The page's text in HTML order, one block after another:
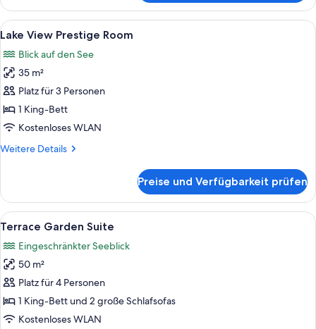
View
Deluxe
Room
Alle
Fotos
für
Lake
View
Prestige
Room
Ein Hotelzimmer mit einem großen
5
Lake View Prestige Room
Blick auf den See
35 m²
Platz für 3 Personen
1 King-Bett
Kostenloses WLAN
Weitere Details
Weitere
View
Prestige
Room
Preise und Verfügbarkeit prüfen
Alle
Fotos
für
Terrace
Garden
Suite
anzeigen
Ein Hotelzimmer mit einem Bett,
5
Terrace Garden Suite
Eingeschränkter Seeblick
50 m²
Platz für 4 Personen
1 King-Bett und 2 große Schlafsofas
Kostenloses WLAN